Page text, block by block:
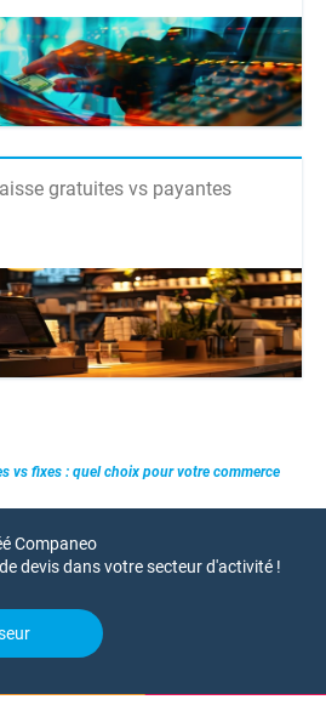
gratuites vs payantes
vs fixes : quel choix pour votre commerce
Companeo
devis dans votre secteur d'activité !